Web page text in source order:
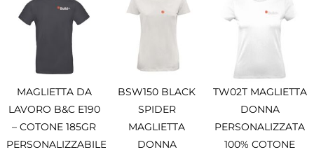
MAGLIETTA DA
LAVORO B&C E190
– COTONE 185GR
PERSONALIZZABILE
BSW150 BLACK
SPIDER
MAGLIETTA
DONNA
TW02T MAGLIETTA
DONNA
PERSONALIZZATA
100% COTONE